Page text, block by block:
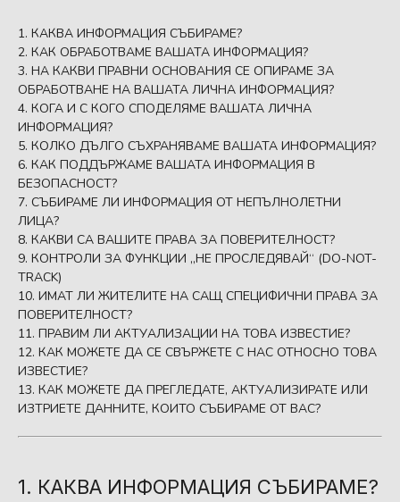
КАКВА ИНФОРМАЦИЯ СЪБИРАМЕ?
КАК ОБРАБОТВАМЕ ВАШАТА ИНФОРМАЦИЯ?
НА КАКВИ ПРАВНИ ОСНОВАНИЯ СЕ ОПИРАМЕ ЗА
ОБРАБОТВАНЕ НА ВАШАТА ЛИЧНА ИНФОРМАЦИЯ?
КОГА И С КОГО СПОДЕЛЯМЕ ВАШАТА ЛИЧНА
ИНФОРМАЦИЯ?
КОЛКО ДЪЛГО СЪХРАНЯВАМЕ ВАШАТА ИНФОРМАЦИЯ?
КАК ПОДДЪРЖАМЕ ВАШАТА ИНФОРМАЦИЯ В
БЕЗОПАСНОСТ?
СЪБИРАМЕ ЛИ ИНФОРМАЦИЯ ОТ НЕПЪЛНОЛЕТНИ
ЛИЦА?
КАКВИ СА ВАШИТЕ ПРАВА ЗА ПОВЕРИТЕЛНОСТ?
КОНТРОЛИ ЗА ФУНКЦИИ „НЕ ПРОСЛЕДЯВАЙ“ (DO-NOT-
TRACK)
ИМАТ ЛИ ЖИТЕЛИТЕ НА САЩ СПЕЦИФИЧНИ ПРАВА ЗА
ПОВЕРИТЕЛНОСТ?
ПРАВИМ ЛИ АКТУАЛИЗАЦИИ НА ТОВА ИЗВЕСТИЕ?
КАК МОЖЕТЕ ДА СЕ СВЪРЖЕТЕ С НАС ОТНОСНО ТОВА
ИЗВЕСТИЕ?
КАК МОЖЕТЕ ДА ПРЕГЛЕДАТЕ, АКТУАЛИЗИРАТЕ ИЛИ
ИЗТРИЕТЕ ДАННИТЕ, КОИТО СЪБИРАМЕ ОТ ВАС?
1. КАКВА ИНФОРМАЦИЯ СЪБИРАМЕ?